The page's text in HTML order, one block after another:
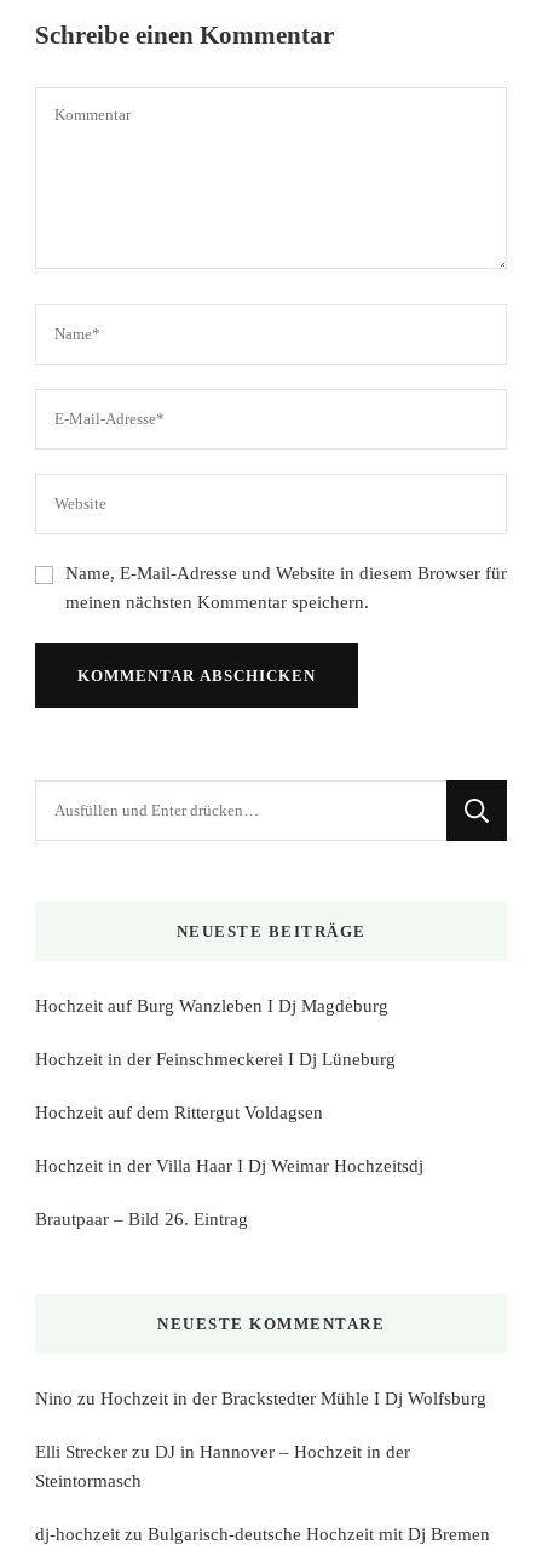
Schreibe einen Kommentar
Name, E-Mail-Adresse und Website in diesem Browser für
meinen nächsten Kommentar speichern.
NEUESTE BEITRÄGE
Hochzeit auf Burg Wanzleben I Dj Magdeburg
Hochzeit in der Feinschmeckerei I Dj Lüneburg
Hochzeit auf dem Rittergut Voldagsen
Hochzeit in der Villa Haar I Dj Weimar Hochzeitsdj
Brautpaar – Bild 26. Eintrag
NEUESTE KOMMENTARE
Nino zu Hochzeit in der Brackstedter Mühle I Dj Wolfsburg
Elli Strecker zu DJ in Hannover – Hochzeit in der
Steintormasch
dj-hochzeit zu Bulgarisch-deutsche Hochzeit mit Dj Bremen